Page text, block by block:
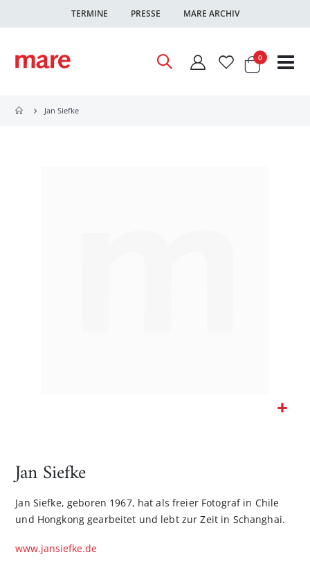
TERMINE PRESSE MARE ARCHIV
Warenkorb
0Artikel
Jan Siefke
Bildgalerie
Jan Siefke
Jan Siefke, geboren 1967, hat als freier Fotograf in Chile
und Hongkong gearbeitet und lebt zur Zeit in Schanghai.
www.jansiefke.de